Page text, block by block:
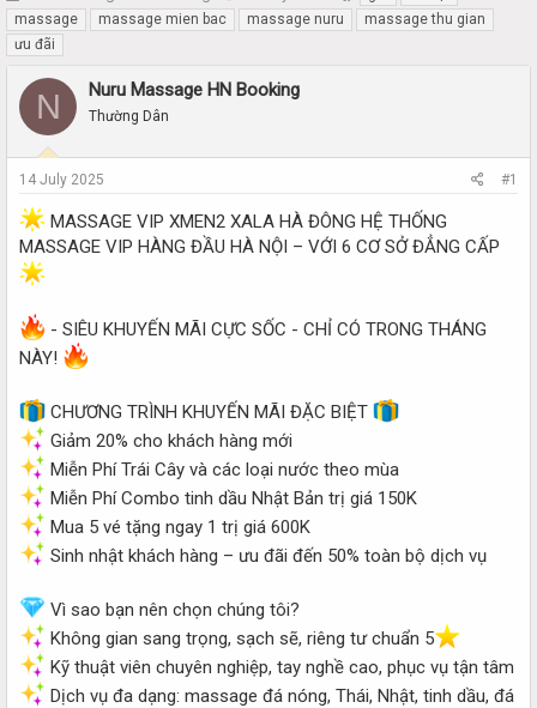
h
r
e
d
s
r
t
e
r
t
a
t
d
massage
massage mien bac massage nuru
massage thu gian
ưu đãi
N Nuru Massage HN Booking
Thường Dân
14 July 2025 #1
MASSAGE VIP XMEN2 XALA HÀ ĐÔNG HỆ THỐNG
MASSAGE VIP HÀNG ĐẦU HÀ NỘI – VỚI 6 CƠ SỞ ĐẲNG CẤP
- SIÊU KHUYẾN MÃI CỰC SỐC - CHỈ CÓ TRONG THÁNG
NÀY!
CHƯƠNG TRÌNH KHUYẾN MÃI ĐẶC BIỆT
Giảm 20% cho khách hàng mới
Miễn Phí Trái Cây và các loại nước theo mùa
Miễn Phí Combo tinh dầu Nhật Bản trị giá 150K
Mua 5 vé tặng ngay 1 trị giá 600K
Sinh nhật khách hàng – ưu đãi đến 50% toàn bộ dịch vụ
Vì sao bạn nên chọn chúng tôi?
Không gian sang trọng, sạch sẽ, riêng tư chuẩn 5
Kỹ thuật viên chuyên nghiệp, tay nghề cao, phục vụ tận tâm
Dịch vụ đa dạng: massage đá nóng, Thái, Nhật, tinh dầu, đá